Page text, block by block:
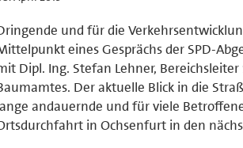
und für die
eines Gesprächs der SPD-
Dipl. Ing. Stefan Lehner,
Der aktuelle Blick in die
andauernde und für viele
in Ochsenfurt in den